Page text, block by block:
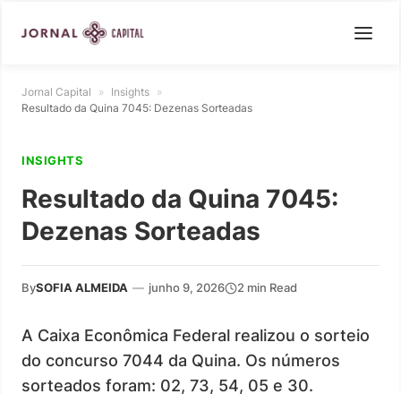
Jornal Capital » Insights »
Resultado da Quina 7045: Dezenas Sorteadas
INSIGHTS
Resultado da Quina 7045:
Dezenas Sorteadas
BySOFIA ALMEIDA — junho 9, 2026 2 min Read
A Caixa Econômica Federal realizou o sorteio
do concurso 7044 da Quina. Os números
sorteados foram: 02, 73, 54, 05 e 30.